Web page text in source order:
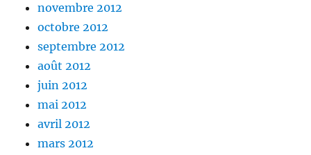
novembre 2012
octobre 2012
septembre 2012
août 2012
juin 2012
mai 2012
avril 2012
mars 2012